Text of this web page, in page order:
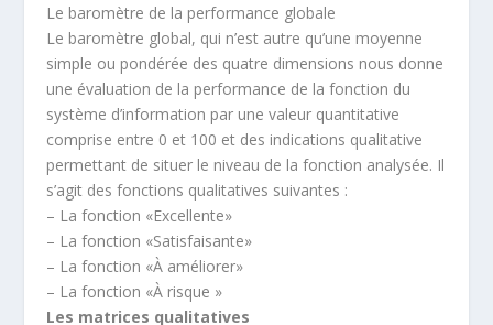
Le baromètre de la performance globale
Le baromètre global, qui n’est autre qu’une moyenne
simple ou pondérée des quatre dimensions nous donne
une évaluation de la performance de la fonction du
système d’information par une valeur quantitative
comprise entre 0 et 100 et des indications qualitative
permettant de situer le niveau de la fonction analysée. Il
s’agit des fonctions qualitatives suivantes :
– La fonction «Excellente»
– La fonction «Satisfaisante»
– La fonction «À améliorer»
– La fonction «À risque »
Les matrices qualitatives